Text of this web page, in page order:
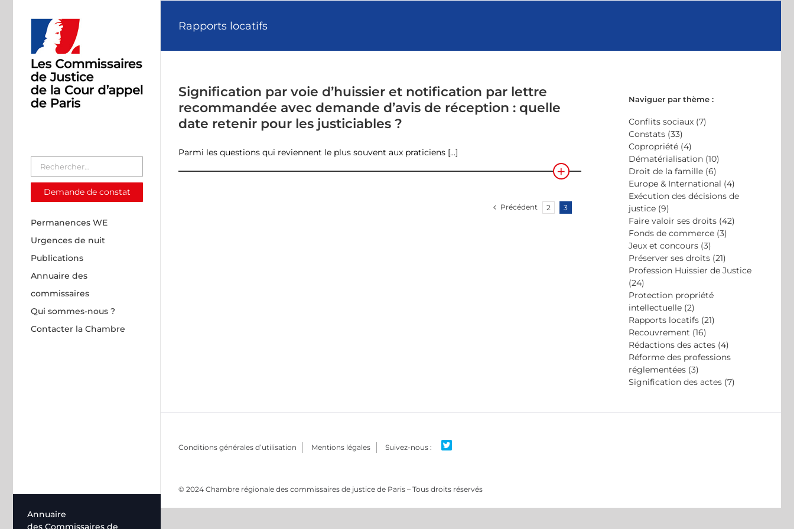
Demande de constat
Permanences WE
Urgences de nuit
Publications
Annuaire des
commissaires
Qui sommes-nous ?
Contacter la Chambre
Annuaire
des Commissaires de
Rapports locatifs
Signification par voie d’huissier et notification par lettre
recommandée avec demande d’avis de réception : quelle
date retenir pour les justiciables ?
Parmi les questions qui reviennent le plus souvent aux praticiens [...]
Précédent 2 3
Naviguer par thème :
Conflits sociaux (7)
Constats (33)
Copropriété (4)
Dématérialisation (10)
Droit de la famille (6)
Europe & International (4)
Exécution des décisions de
justice (9)
Faire valoir ses droits (42)
Fonds de commerce (3)
Jeux et concours (3)
Préserver ses droits (21)
Profession Huissier de Justice
(24)
Protection propriété
intellectuelle (2)
Rapports locatifs (21)
Recouvrement (16)
Rédactions des actes (4)
Réforme des professions
réglementées (3)
Signification des actes (7)
Conditions générales d’utilisation Mentions légales
© 2024 Chambre régionale des commissaires de justice de Paris – Tous droits réservés